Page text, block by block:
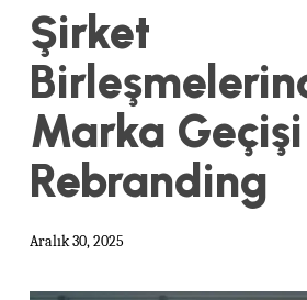
Şirket
Marka
Rebranding
Aralık 30, 2025